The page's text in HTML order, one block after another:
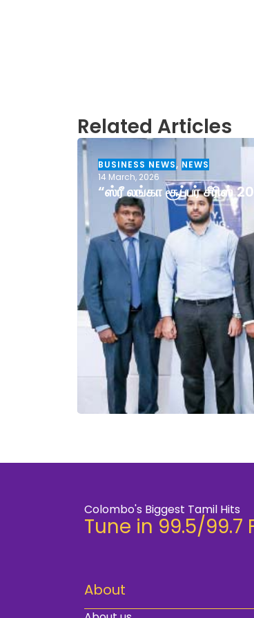
Related Articles
BUSINESS NEWS, NEWS
14 March, 2026
“ஸ்ரீ லங்கா சூப்பர் சீரிஸ்
Colombo's Biggest Tamil Hits
Tune in 99.5/99.7
About